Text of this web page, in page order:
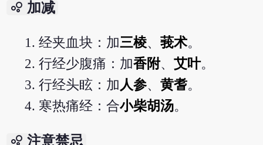
bubble_chart 加减
经夹血块：加三棱、莪术。
行经少腹痛：加香附、艾叶。
行经头眩：加 人参、黄耆。
寒热痛经：合小柴胡汤。
bubble_chart 注意禁忌